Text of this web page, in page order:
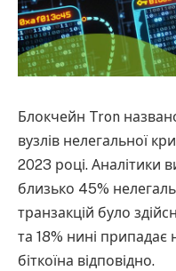
Блокчейн Tron
вузлів нелегальної
2023 році. Аналітики
близько 45%
транзакцій було
та 18% нині припадає
біткоїна відповідно.